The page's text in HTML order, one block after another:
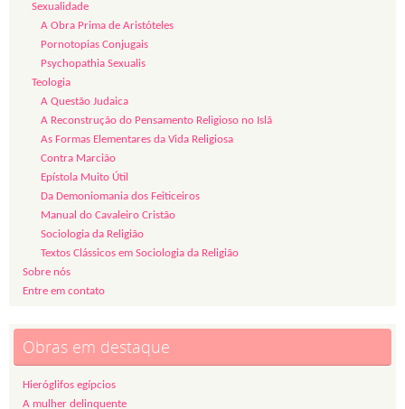
Sexualidade
A Obra Prima de Aristóteles
Pornotopias Conjugais
Psychopathia Sexualis
Teologia
A Questão Judaica
A Reconstrução do Pensamento Religioso no Islã
As Formas Elementares da Vida Religiosa
Contra Marcião
Epístola Muito Útil
Da Demoniomania dos Feiticeiros
Manual do Cavaleiro Cristão
Sociologia da Religião
Textos Clássicos em Sociologia da Religião
Sobre nós
Entre em contato
Obras em destaque
Hieróglifos egípcios
A mulher delinquente